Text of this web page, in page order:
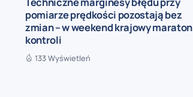
pomiarze prędkości pozostają bez
zmian – w weekend krajowy maraton
kontroli
133 Wyświetleń